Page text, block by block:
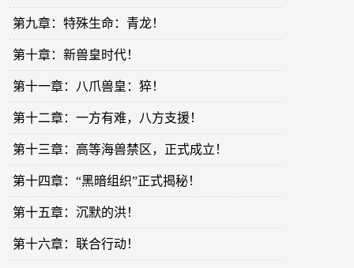
第九章：特殊生命：青龙！
第十章：新兽皇时代！
第十一章：八爪兽皇：猝！
第十二章：一方有难，八方支援！
第十三章：高等海兽禁区，正式成立！
第十四章：“黑暗组织”正式揭秘！
第十五章：沉默的洪！
第十六章：联合行动！